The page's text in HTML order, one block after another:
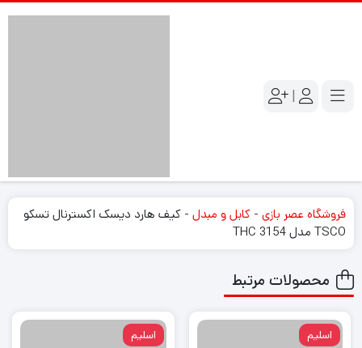
|
فروشگاه عصر بازی - کابل و مبدل - کیف هارد دیسک اکسترنال تسکو
TSCO مدل THC 3154
محصولات مرتبط
اسلیم اسلیم